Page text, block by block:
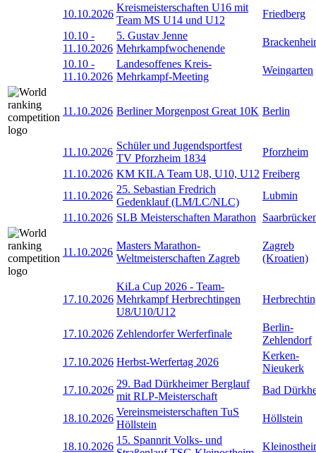
10.10.2026
Kreismeisterschaften U16 mit
Team MS U14 und U12
Friedberg
10.10 -
11.10.2026
5. Gustav Jenne
Mehrkampfwochenende
10.10 -
11.10.2026
Landesoffenes Kreis-
Mehrkampf-Meeting
Weingarten
11.10.2026 Berliner Morgenpost Great 10K Berlin
11.10.2026
Schüler und Jugendsportfest
TV Pforzheim 1834
Pforzheim
11.10.2026 KM KILA Team U8, U10, U12 Freiberg
11.10.2026
25. Sebastian Fredrich
Gedenklauf (LM/LC/NLC)
Lubmin
11.10.2026 SLB Meisterschaften Marathon
11.10.2026
Masters Marathon-
Weltmeisterschaften Zagreb
Zagreb
(Kroatien)
17.10.2026
KiLa Cup 2026 - Team-
Mehrkampf Herbrechtingen
U8/U10/U12
17.10.2026 Zehlendorfer Werferfinale
Berlin-
Zehlendorf
17.10.2026 Herbst-Werfertag 2026
Kerken-
Nieukerk
17.10.2026
29. Bad Dürkheimer Berglauf
mit RLP-Meisterschaft
Bad
18.10.2026
Vereinsmeisterschaften TuS
Höllstein
Höllstein
18.10.2026
15. Spannrit Volks- und